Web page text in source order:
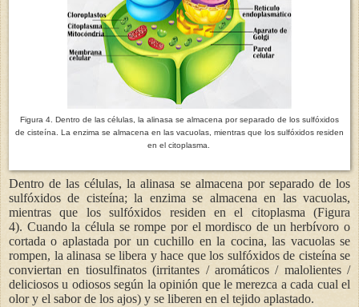
Figura 4. Dentro de las células, la alinasa se almacena por separado de los sulfóxidos
de cisteína. La enzima se almacena en las vacuolas, mientras que los sulfóxidos residen
en el citoplasma.
Dentro de las células, la alinasa se almacena por separado de los
sulfóxidos de cisteína; la enzima se almacena en las vacuolas,
mientras que los sulfóxidos residen en el citoplasma (Figura
4). Cuando la célula se rompe por el mordisco de un herbívoro o
cortada o aplastada por un cuchillo en la cocina, las vacuolas se
rompen, la alinasa se libera y hace que los sulfóxidos de cisteína se
conviertan en tiosulfinatos (irritantes / aromáticos / malolientes /
deliciosos u odiosos según la opinión que le merezca a cada cual el
olor y el sabor de los ajos) y se liberen en el tejido aplastado.